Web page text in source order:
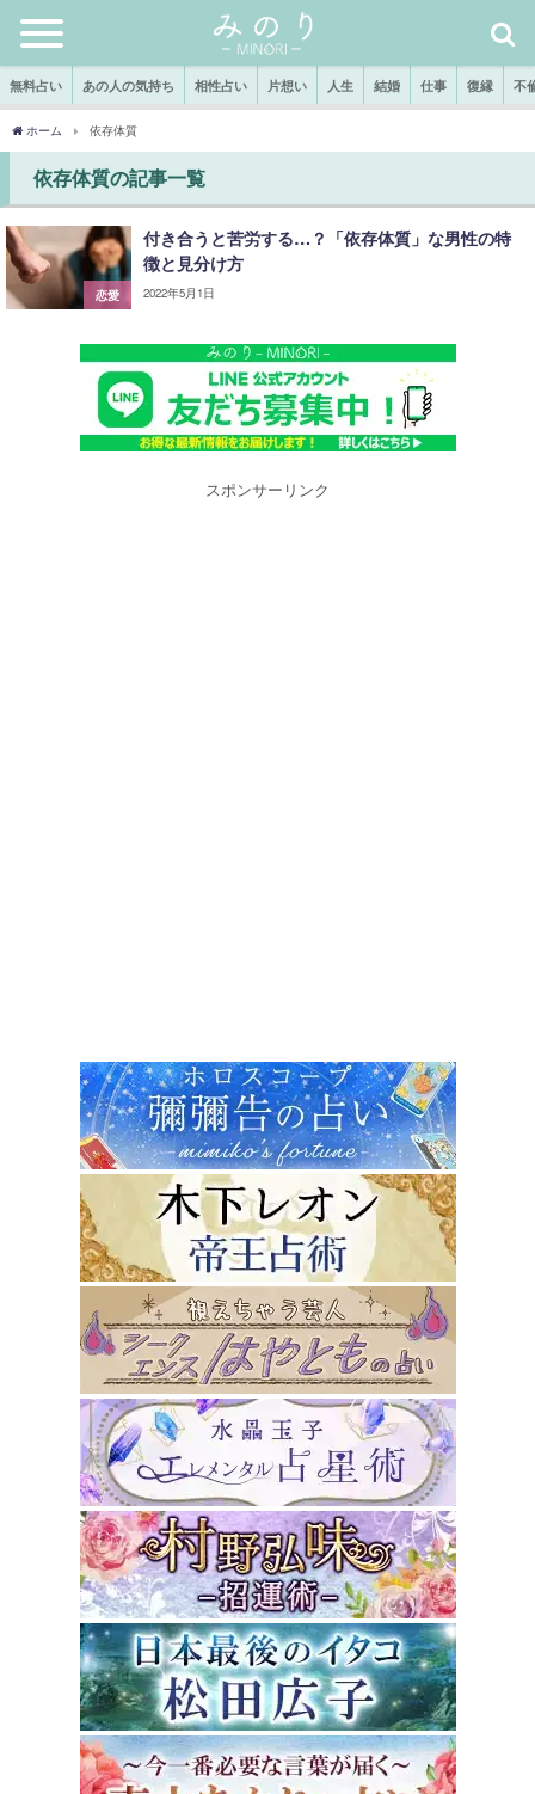
無料占い あの人の気持ち 相性占い 片想い 人生 結婚 仕事 復縁 不
ホーム 依存体質
依存体質の記事一覧
恋愛
付き合うと苦労する…？「依存体質」な男性の特
徴と見分け方
2022年5月1日
スポンサーリンク